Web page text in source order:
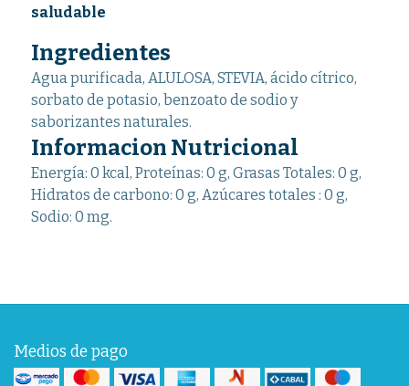
saludable
Ingredientes
Agua purificada, ALULOSA, STEVIA, ácido cítrico,
sorbato de potasio, benzoato de sodio y
saborizantes naturales.
Informacion Nutricional
Energía: 0 kcal, Proteínas: 0 g, Grasas Totales: 0 g,
Hidratos de carbono: 0 g, Azúcares totales : 0 g,
Sodio: 0 mg.
Medios de pago